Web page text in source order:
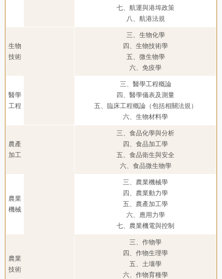
七、航運與港埠政策
八、航港法規
生物
技術
三、生物化學
四、生物技術學
五、微生物學
六、免疫學
醫學
工程
三、醫學工程概論
四、醫學儀表及測量
五、臨床工程概論（包括相關法規）
六、生物材料學
農產
加工
三、食品化學與分析
四、食品加工學
五、食品衛生與安全
六、食品微生物學
農業
機械
三、農業機械學
四、農業動力學
五、農產加工學
六、應用力學
七、農業機電與控制
農業
技術
三、作物學
四、作物生理學
五、土壤學
六、作物育種學